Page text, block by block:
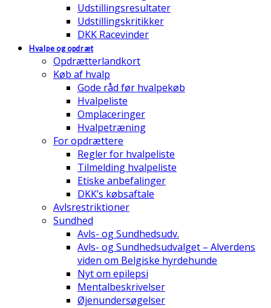
Udstillingsresultater
Udstillingskritikker
DKK Racevinder
Hvalpe og opdræt
Opdrætterlandkort
Køb af hvalp
Gode råd før hvalpekøb
Hvalpeliste
Omplaceringer
Hvalpetræning
For opdrættere
Regler for hvalpeliste
Tilmelding hvalpeliste
Etiske anbefalinger
DKK’s købsaftale
Avlsrestriktioner
Sundhed
Avls- og Sundhedsudv.
Avls- og Sundhedsudvalget – Alverdens
viden om Belgiske hyrdehunde
Nyt om epilepsi
Mentalbeskrivelser
Øjenundersøgelser